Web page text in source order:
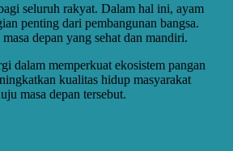
seluruh rakyat. Dalam hal ini, ayam
penting dari pembangunan bangsa.
depan yang sehat dan mandiri.
dalam memperkuat ekosistem pangan
kualitas hidup masyarakat
masa depan tersebut.